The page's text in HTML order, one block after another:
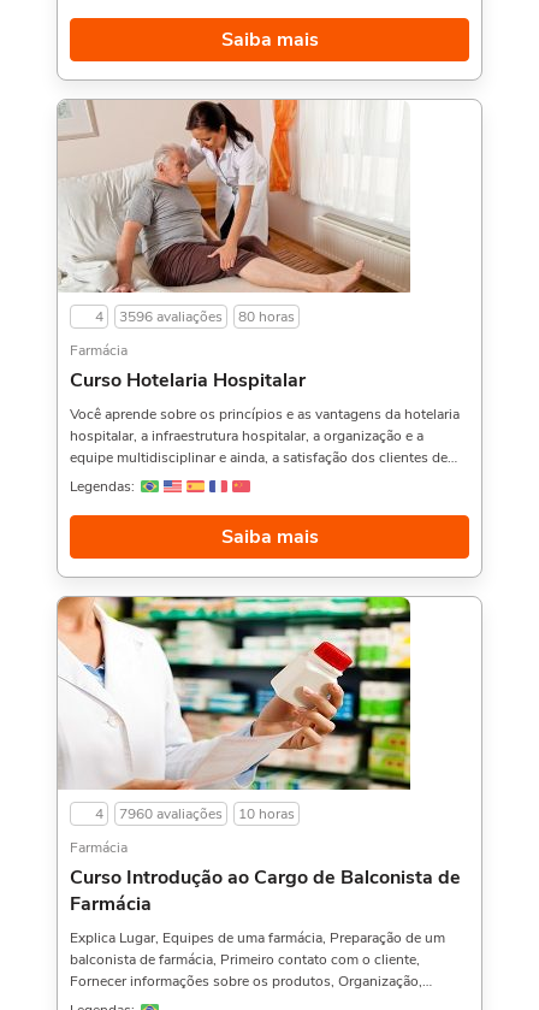
carga horária. Porém, se for concluído antes de 5 dias, passa a
ter 10 horas de carga horária. Conforme nosso contrato e
Saiba mais
4 3596 avaliações
80 horas
Farmácia
Curso Hotelaria Hospitalar
Você aprende sobre os princípios e as vantagens da hotelaria
hospitalar, a infraestrutura hospitalar, a organização e a
equipe multidisciplinar e ainda, a satisfação dos clientes de
saúde.Quem gosta desse curso também gosta do Curso de
Laboratoriais, e Administração Hospitalar,. Sobre a carga
horária: O curso possui 80 horas de carga horária. Porém, se
Legendas:
Saiba mais
4 7960 avaliações
10 horas
Farmácia
Curso Introdução ao Cargo de Balconista de
Farmácia
Explica Lugar, Equipes de uma farmácia, Preparação de um
balconista de farmácia, Primeiro contato com o cliente,
Fornecer informações sobre os produtos, Organização,
controle, exposição e venda, Definição de termos, Como a